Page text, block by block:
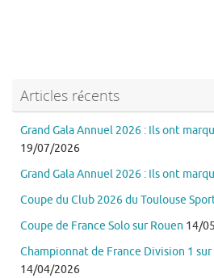
Articles récents
Grand Gala Annuel 2026 : Ils ont
19/07/2026
Grand Gala Annuel 2026 : Ils ont
Coupe du Club 2026 du Toulouse
Coupe de France Solo sur Rouen 14/
Championnat de France Division 1
14/04/2026